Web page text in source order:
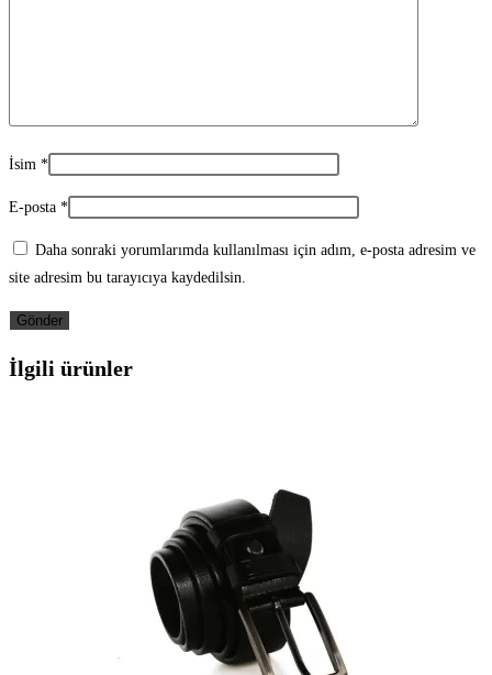
İsim *
E-posta *
Daha sonraki yorumlarımda kullanılması için adım, e-posta adresim ve
site adresim bu tarayıcıya kaydedilsin.
İlgili ürünler